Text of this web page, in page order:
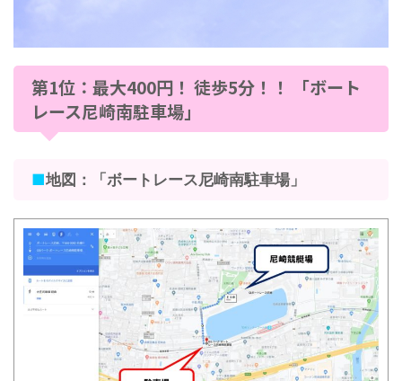
第1位：最大400円！ 徒歩5分！！ 「ボート
レース尼崎南駐車場」
■地図：「ボートレース尼崎南駐車場」